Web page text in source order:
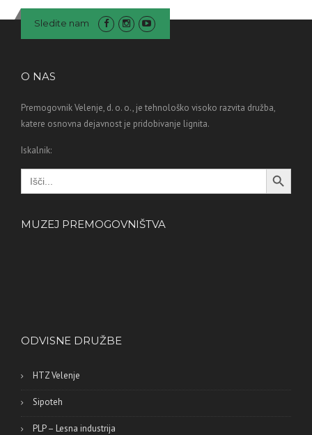
Sledite nam
O NAS
Premogovnik Velenje, d. o. o., je tehnološko visoko razvita družba,
katere osnovna dejavnost je pridobivanje lignita.
Iskalnik:
Search
for:
Search Button
MUZEJ PREMOGOVNIŠTVA
ODVISNE DRUŽBE
HTZ Velenje
Sipoteh
PLP – Lesna industrija